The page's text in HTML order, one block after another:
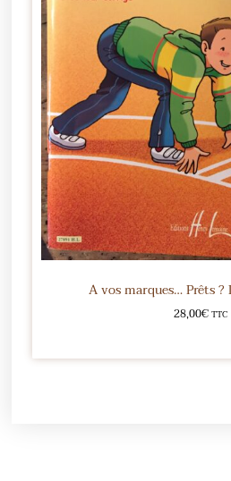
A vos marques… Prêts ?
28,00€TTC